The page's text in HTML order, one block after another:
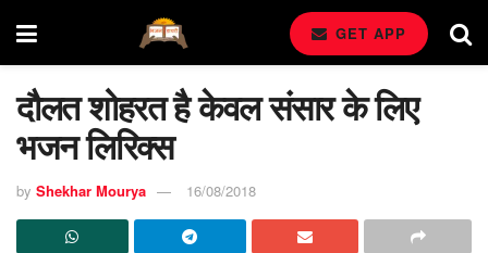
GET APP
दौलत शोहरत है केवल संसार के लिए
भजन लिरिक्स
by Shekhar Mourya 16/08/2018